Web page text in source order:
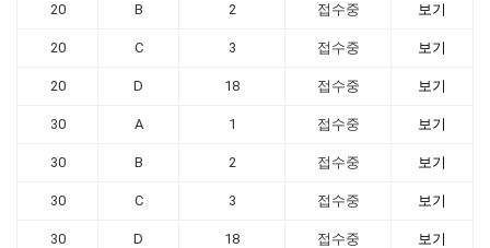
20 B 2 접수중 보기
20 C 3 접수중 보기
20 D 18 접수중 보기
30 A 1 접수중 보기
30 B 2 접수중 보기
30 C 3 접수중 보기
30 D 18 접수중 보기